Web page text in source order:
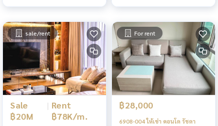
sale/rent
Sale
฿20M
| Rent
฿78K/m.
For rent
฿28,000
6908-004 ให้เช่า คอนโด รัชดา